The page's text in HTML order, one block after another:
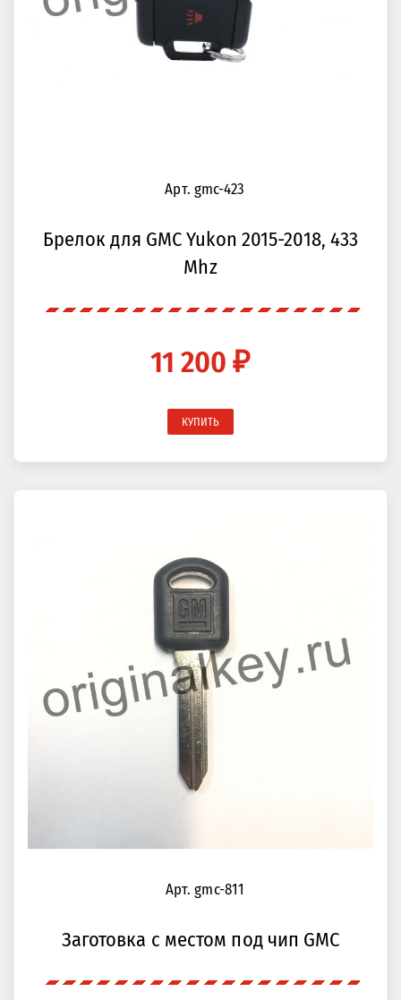
Арт. gmc-423
Брелок для GMC Yukon 2015-2018, 433
Mhz
11 200 ₽
КУПИТЬ
Арт. gmc-811
Заготовка с местом под чип GMC